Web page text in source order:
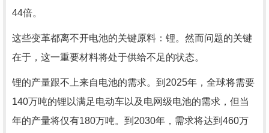
44倍。
这些变革都离不开电池的关键原料：锂。然而问题的关键
在于，这一重要材料将处于供给不足的状态。
锂的产量跟不上来自电池的需求。到2025年，全球将需要
140万吨的锂以满足电动车以及电网级电池的需求，但当
年的产量将仅有180万吨。到2030年，需求将达到460万